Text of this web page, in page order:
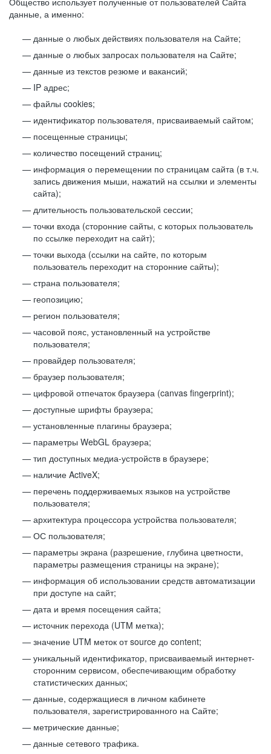
данные, а именно:
данные о любых действиях пользователя на Сайте;
данные о любых запросах пользователя на Сайте;
данные из текстов резюме и вакансий;
IP адрес;
файлы cookies;
идентификатор пользователя, присваиваемый сайтом;
посещенные страницы;
количество посещений страниц;
информация о перемещении по страницам сайта (в т.ч.
запись движения мыши, нажатий на ссылки и элементы
сайта);
длительность пользовательской сессии;
точки входа (сторонние сайты, с которых пользователь
по ссылке переходит на сайт);
точки выхода (ссылки на сайте, по которым
пользователь переходит на сторонние сайты);
страна пользователя;
геопозицию;
регион пользователя;
часовой пояс, установленный на устройстве
пользователя;
провайдер пользователя;
браузер пользователя;
цифровой отпечаток браузера (canvas fingerprint);
доступные шрифты браузера;
установленные плагины браузера;
параметры WebGL браузера;
тип доступных медиа-устройств в браузере;
наличие ActiveX;
перечень поддерживаемых языков на устройстве
пользователя;
архитектура процессора устройства пользователя;
ОС пользователя;
параметры экрана (разрешение, глубина цветности,
параметры размещения страницы на экране);
информация об использовании средств автоматизации
при доступе на сайт;
дата и время посещения сайта;
источник перехода (UTM метка);
значение UTM меток от source до content;
уникальный идентификатор, присваиваемый интернет-
сторонним сервисом, обеспечивающим обработку
статистических данных;
данные, содержащиеся в личном кабинете
пользователя, зарегистрированного на Сайте;
метрические данные;
данные сетевого трафика.